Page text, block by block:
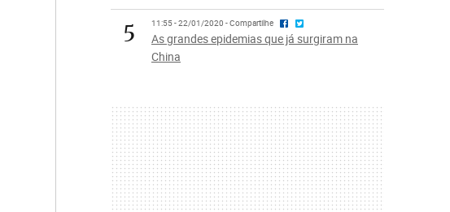
5 11:55 - 22/01/2020 - Compartilhe
As grandes epidemias que já surgiram na
China